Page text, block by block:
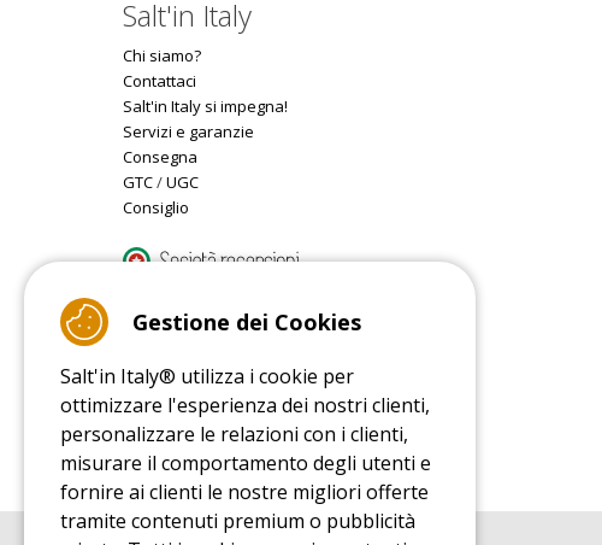
Salt'in Italy
Chi siamo?
Contattaci
Salt'in Italy si impegna!
Servizi e garanzie
Consegna
GTC/UGC
Consiglio
9.4 /10 (22078 reviews)
Read customer reviews
Gestione dei Cookies
Salt'in Italy® utilizza i cookie per
ottimizzare l'esperienza dei nostri clienti,
personalizzare le relazioni con i clienti,
misurare il comportamento degli utenti e
fornire ai clienti le nostre migliori offerte
tramite contenuti premium o pubblicità